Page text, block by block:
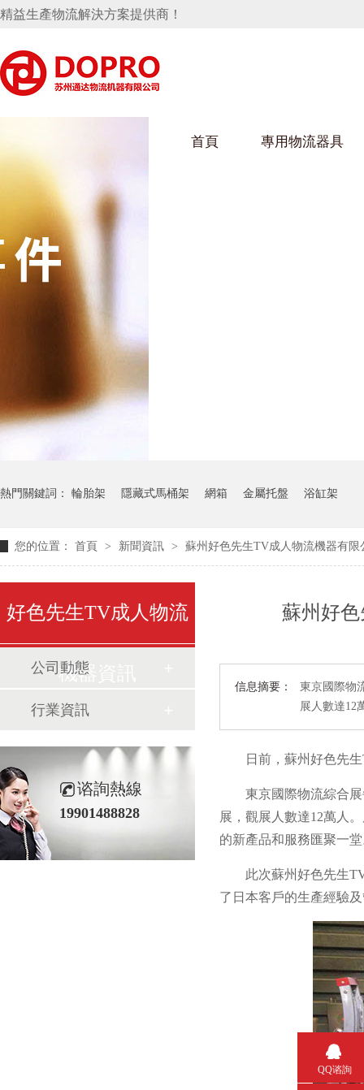
精益生產物流解決方案提供商！
首頁 專用物流器具
好色视频APP下载架
變速箱托盤
衝壓件料架
消聲器料架
手推車
氣瓶料架
隱藏式馬桶水箱支架
汽車行業
衛浴行業
熱門關鍵詞： 輪胎架 隱藏式馬桶架 網箱 金屬托盤 浴缸架
您的位置： 首頁 > 新聞資訊 > 蘇州好色先生TV成人物流機器有
蘇州好
信息摘要：
東京國際物
展人數達12
日前，蘇州好色先
東京國際物流綜合
展，觀展人數達12萬人
的新產品和服務匯聚一
此次蘇州好色先生
了日本客戶的生產經驗
好色先生TV成人物流
機器資訊
公司動態
行業資訊
谘詢熱線
19901488828
QQ谘詢